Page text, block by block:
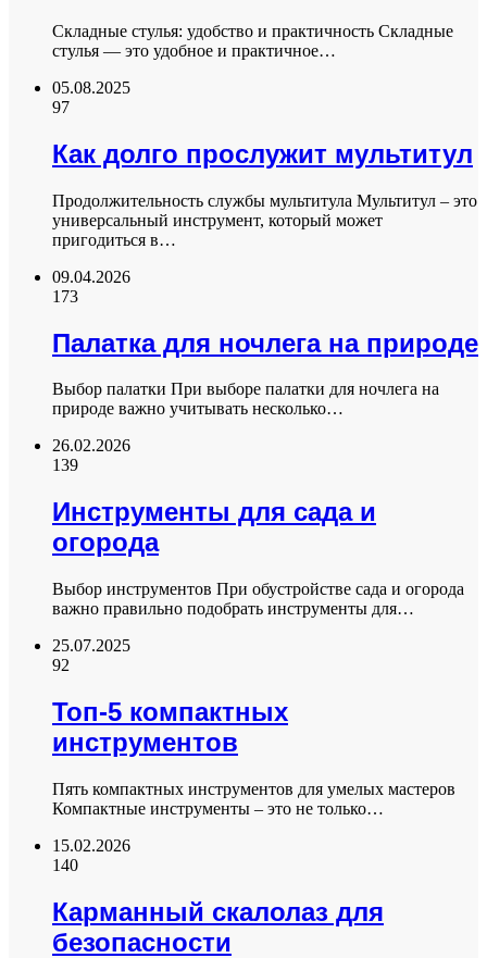
Складные стулья: удобство и практичность Складные
стулья — это удобное и практичное…
05.08.2025
97
Как долго прослужит мультитул
Продолжительность службы мультитула Мультитул – это
универсальный инструмент, который может
пригодиться в…
09.04.2026
173
Палатка для ночлега на природе
Выбор палатки При выборе палатки для ночлега на
природе важно учитывать несколько…
26.02.2026
139
Инструменты для сада и
огорода
Выбор инструментов При обустройстве сада и огорода
важно правильно подобрать инструменты для…
25.07.2025
92
Топ-5 компактных
инструментов
Пять компактных инструментов для умелых мастеров
Компактные инструменты – это не только…
15.02.2026
140
Карманный скалолаз для
безопасности